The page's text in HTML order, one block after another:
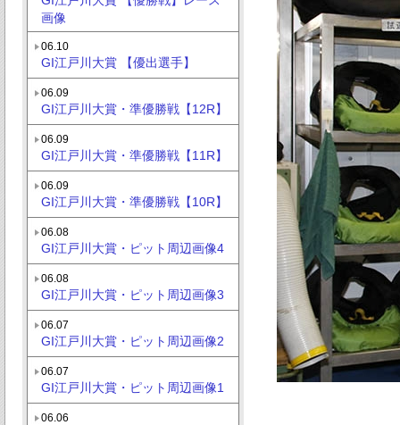
画像
06.10
GI江戸川大賞 【優出選手】
06.09
GI江戸川大賞・準優勝戦【12R】
06.09
GI江戸川大賞・準優勝戦【11R】
06.09
GI江戸川大賞・準優勝戦【10R】
06.08
GI江戸川大賞・ピット周辺画像4
06.08
GI江戸川大賞・ピット周辺画像3
06.07
GI江戸川大賞・ピット周辺画像2
06.07
GI江戸川大賞・ピット周辺画像1
06.06